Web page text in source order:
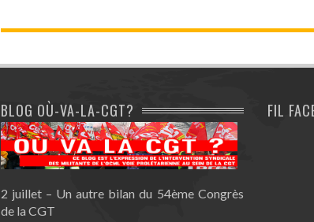
BLOG OÙ-VA-LA-CGT?
2 juillet – Un autre bilan du 54ème Congrès
de la CGT
FIL